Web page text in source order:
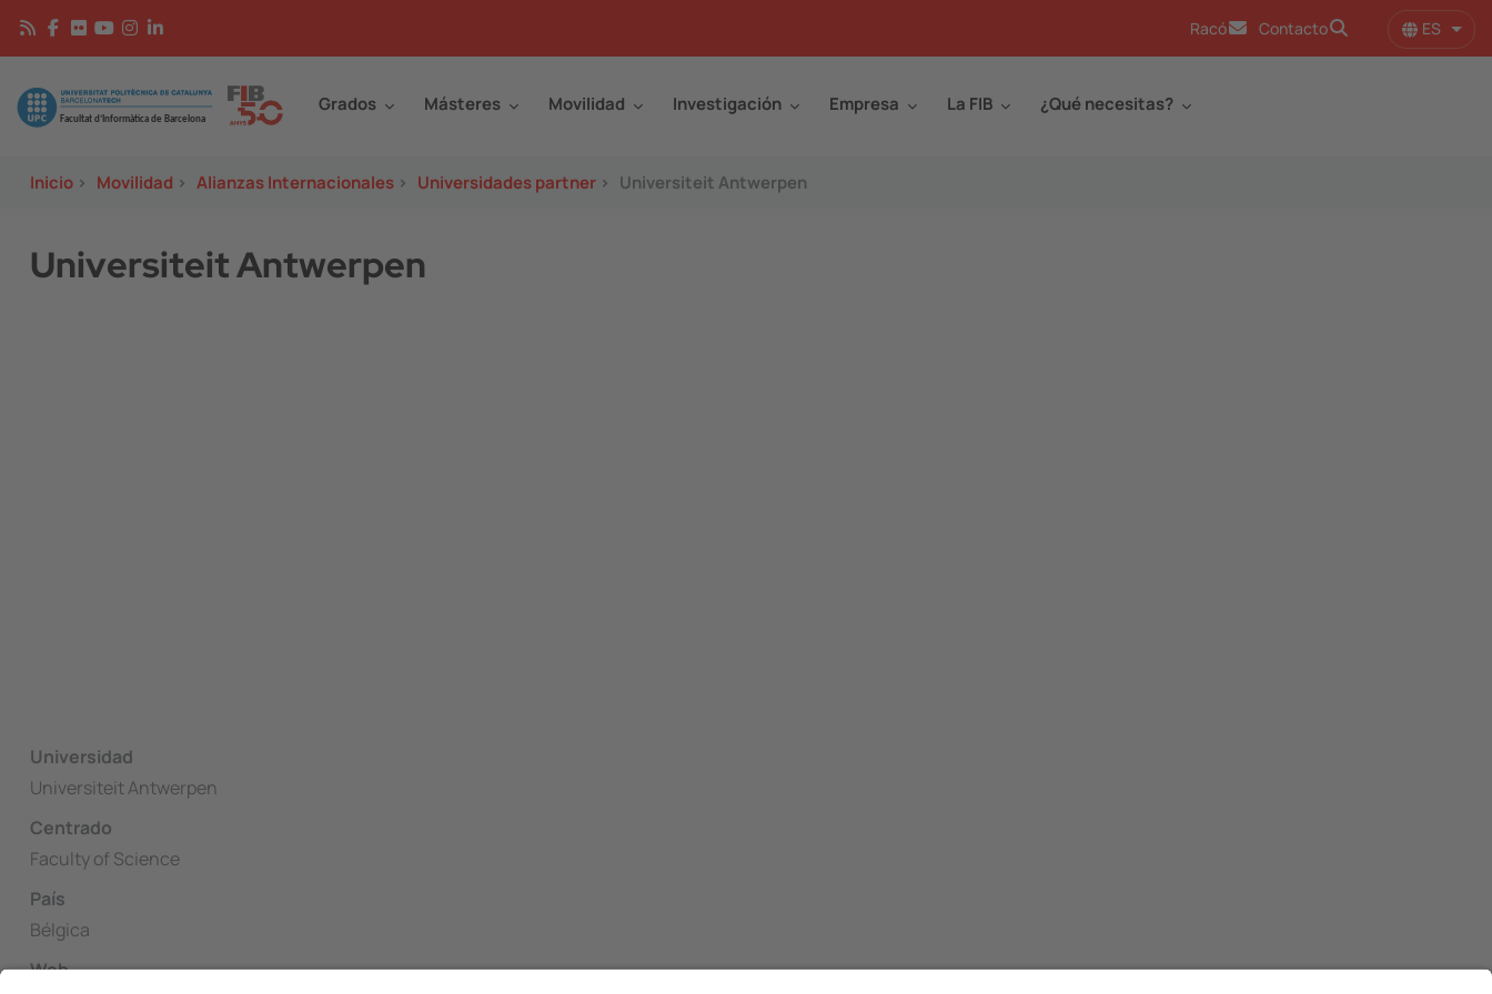
Pasar al contenido principal
Racó Contacto ES
Image Grados Másteres Movilidad Investigación Empresa La FIB ¿Qué necesitas?
Inicio > Movilidad > Alianzas Internacionales > Universidades partner > Universiteit Antwerpen
Universiteit Antwerpen
Universidad
Universiteit Antwerpen
Centrado
Faculty of Science
País
Bélgica
Web